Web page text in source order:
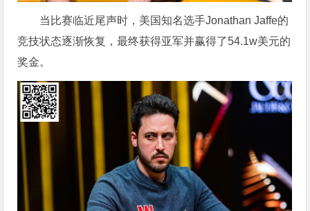
当比赛临近尾声时，美国知名选手Jonathan Jaffe的
竞技状态逐渐恢复，最终获得亚军并赢得了54.1w美元的
奖金。